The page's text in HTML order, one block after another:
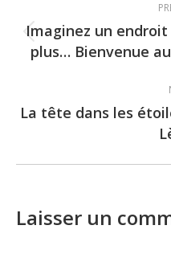
navigation
Imaginez un
plus… Bienvenue
La tête dans les
Laisser un